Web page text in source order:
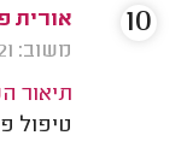
אורית
משוב: 04/05/2021
תיאור
טיפול
10